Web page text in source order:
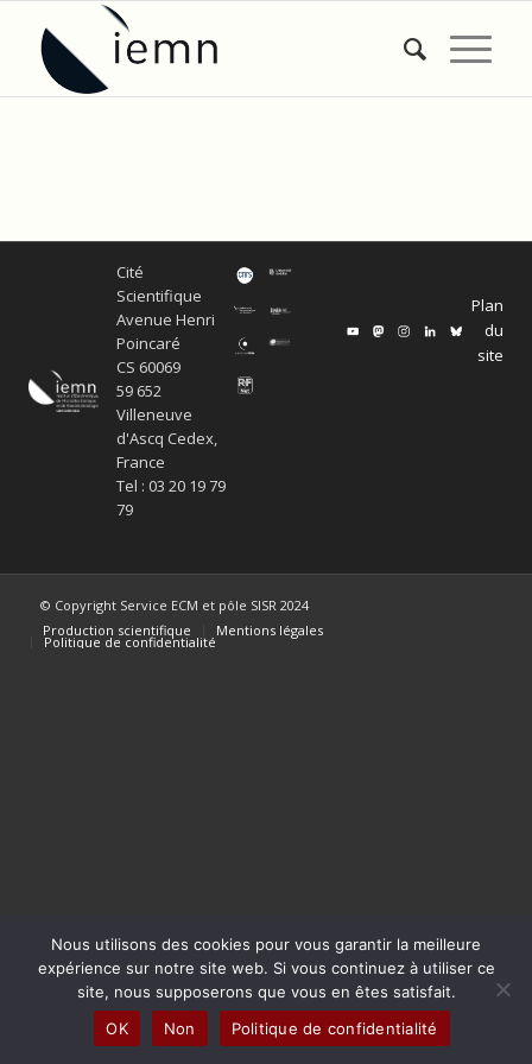
Cité
Scientifique
Avenue Henri
Poincaré
CS 60069
59 652
Villeneuve
d'Ascq Cedex,
France
Tel : 03 20 19 79
79
Plan
du
site
© Copyright Service ECM et pôle SISR 2024
Production scientifique
Mentions légales
Politique de confidentialité
Nous utilisons des cookies pour vous garantir la meilleure
expérience sur notre site web. Si vous continuez à utiliser ce
site, nous supposerons que vous en êtes satisfait.
OK
Non Politique de confidentialité